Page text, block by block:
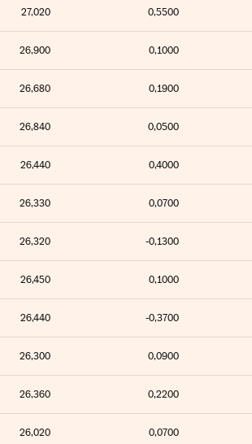
27,020 0,5500
26,900 0,1000
26,680 0,1900
26,840 0,0500
26,440 0,4000
26,330 0,0700
26,320 -0,1300
26,450 0,1000
26,440 -0,3700
26,300 0,0900
26,360 0,2200
26,020 0,0700